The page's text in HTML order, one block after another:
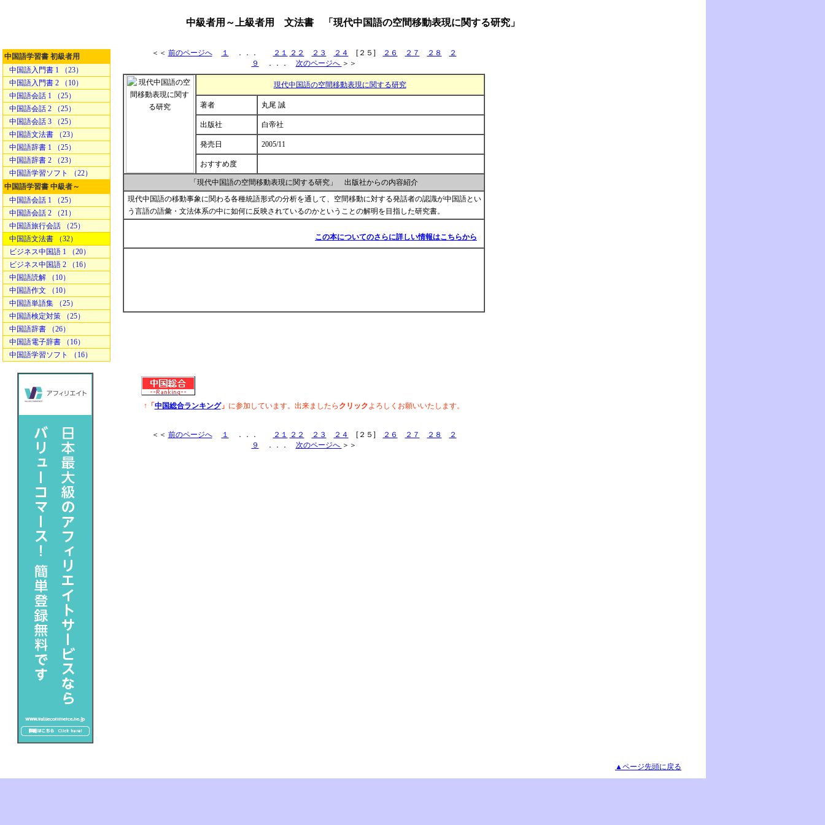
中級者用～上級者用 文法書 「現代中国語の空間移動表現に関する研究」
中国語学習書 初級者用
中国語入門書 1 （23）
中国語入門書 2 （10）
中国語会話 1 （25）
中国語会話 2 （25）
中国語会話 3 （25）
中国語文法書 （23）
中国語辞書 1 （25）
中国語辞書 2 （23）
中国語学習ソフト （22）
中国語学習書 中級者～
中国語会話 1 （25）
中国語会話 2 （21）
中国語旅行会話 （25）
中国語文法書 （32）
ビジネス中国語 1 （20）
ビジネス中国語 2 （16）
中国語読解 （10）
中国語作文 （10）
中国語単語集 （25）
中国語検定対策 （25）
中国語辞書 （26）
中国語電子辞書 （16）
中国語学習ソフト （16）
＜＜ 前のページへ １ ．．． ２１ ２２ ２３ ２４ [２５] ２６ ２７ ２８
２
９
．．． 次のページへ ＞＞
現代中国語の空間移動表現に関する研究
著者 丸尾 誠
出版社 白帝社
発売日 2005/11
おすすめ度
「現代中国語の空間移動表現に関する研究」 出版社からの内容紹介
現代中国語の移動事象に関わる各種統語形式の分析を通して、空間移動に対する発話者の認識が中国語とい
う言語の語彙・文法体系の中に如何に反映されているのかということの解明を目指した研究書。
この本についてのさらに詳しい情報はこちらから
↑「 中国総合ランキング」 に参加しています。出来ましたら クリックよろしくお願いいたします。
＜＜ 前のページへ １ ．．． ２１ ２２ ２３ ２４ [２５] ２６ ２７ ２８
２
９
．．． 次のページへ ＞＞
▲ページ先頭に戻る